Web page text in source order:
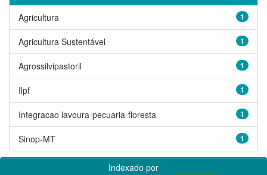
1
Agricultura
1
Agricultura Sustentável
1
Agrossilvipastoril
1
Ilpf
1
Integracao lavoura-pecuaria-floresta
1
Sinop-MT
Indexado por